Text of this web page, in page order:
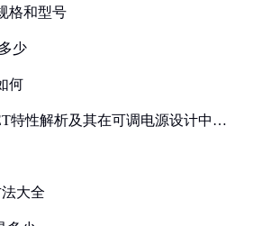
格和型号
少
何
特性解析及其在可调电源设计中的
大全